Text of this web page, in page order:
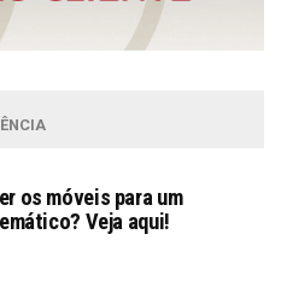
os móveis para um
Veja aqui!